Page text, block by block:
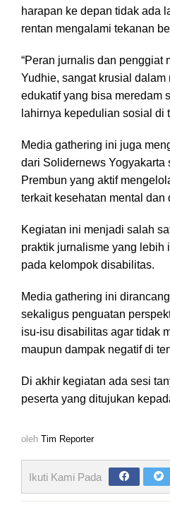
harapan ke depan tidak ada
rentan mengalami tekanan
“Peran jurnalis dan penggiat
Yudhie, sangat krusial
edukatif yang bisa meredam
lahirnya kepedulian sosial di
Media gathering ini juga
dari Solidernews Yogyakarta
Prembun yang aktif
terkait kesehatan mental dan
Kegiatan ini menjadi salah
praktik jurnalisme yang lebih
pada kelompok disabilitas.
Media gathering ini
sekaligus penguatan
isu-isu disabilitas agar tidak
maupun dampak negatif di
Di akhir kegiatan ada sesi
peserta yang ditujukan
oleh Tim Reporter
Ikuti Kami Pada